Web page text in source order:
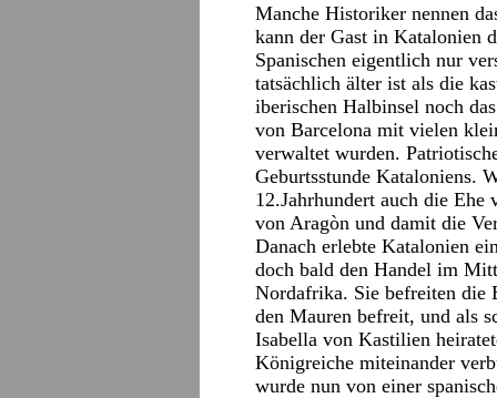
Manche Historiker nennen
kann der Gast in Katalonien
Spanischen eigentlich nur
tatsächlich älter ist als die
iberischen Halbinsel noch
von Barcelona mit vielen
verwaltet wurden.
Geburtsstunde Kataloniens.
12.Jahrhundert auch die
von Aragòn und damit die
Danach erlebte Katalonien
doch bald den Handel im
Nordafrika. Sie befreiten die
den Mauren befreit, und als
Isabella von Kastilien
Königreiche miteinander
wurde nun von einer